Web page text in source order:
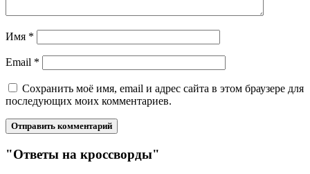
Имя *
Email *
Сохранить моё имя, email и адрес сайта в этом браузере для
последующих моих комментариев.
"Ответы на кроссворды"